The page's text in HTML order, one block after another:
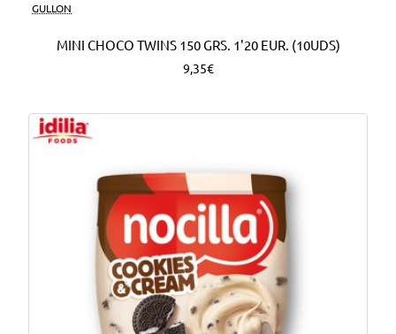
GULLON
MINI CHOCO TWINS 150 GRS. 1'20 EUR. (10UDS)
9,35€